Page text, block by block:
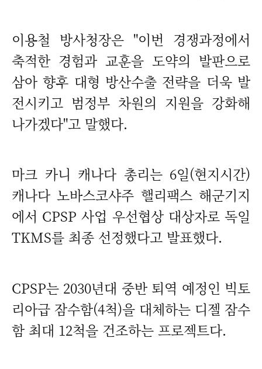
이용철 방사청장은 "이번 경쟁과정에서
축적한 경험과 교훈을 도약의 발판으로
삼아 향후 대형 방산수출 전략을 더욱 발
전시키고 범정부 차원의 지원을 강화해
나가겠다"고 말했다.
마크 카니 캐나다 총리는 6일(현지시간)
캐나다 노바스코샤주 핼리팩스 해군기지
에서 CPSP 사업 우선협상 대상자로 독일
TKMS를 최종 선정했다고 발표했다.
CPSP는 2030년대 중반 퇴역 예정인 빅토
리아급 잠수함(4척)을 대체하는 디젤 잠수
함 최대 12척을 건조하는 프로젝트다.